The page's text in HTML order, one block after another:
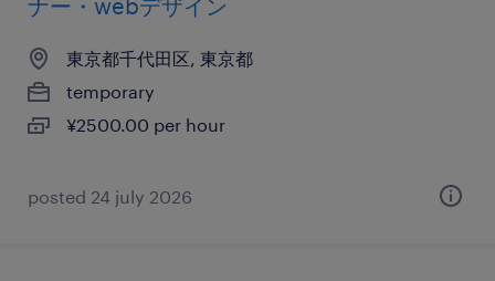
ナー・webデザイン
東京都千代田区, 東京都
temporary
¥2500.00 per hour
posted 24 july 2026